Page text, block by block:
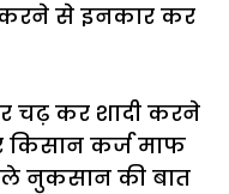
करने से इनकार कर
चढ़ कर शादी करने
किसान कर्ज माफ
नुकसान की बात